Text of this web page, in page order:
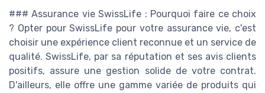
### Assurance vie SwissLife : Pourquoi faire ce choix
? Opter pour SwissLife pour votre assurance vie, c'est
choisir une expérience client reconnue et un service de
qualité. SwissLife, par sa réputation et ses avis clients
positifs, assure une gestion solide de votre contrat.
D'ailleurs, elle offre une gamme variée de produits qui